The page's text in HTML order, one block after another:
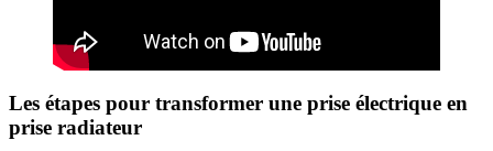
Les étapes pour transformer une prise électrique en
prise radiateur